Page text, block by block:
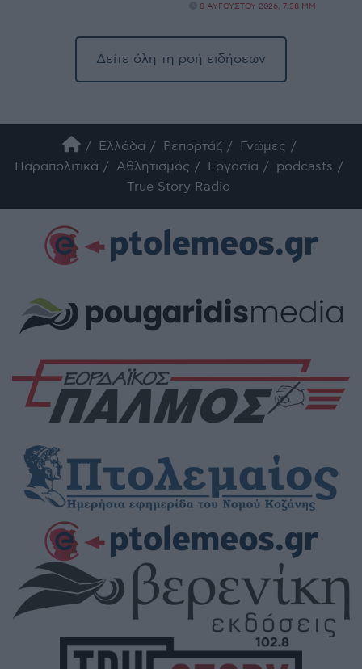
8 ΑΥΓΟΎΣΤΟΥ 2026, 7:38 ΜΜ
Δείτε όλη τη ροή ειδήσεων
Ελλάδα Ρεπορτάζ
Γνώμες
Παραπολιτικά
Αθλητισμός Εργασία
podcasts
True Story Radio